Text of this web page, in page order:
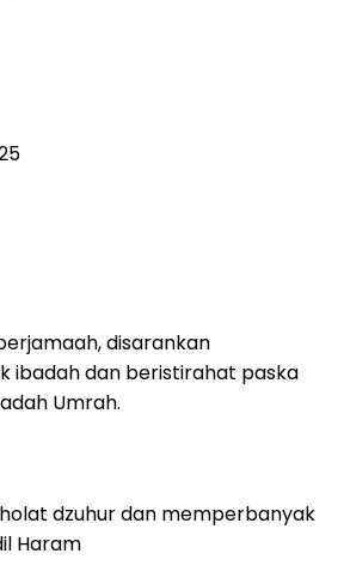
disarankan
ibadah dan beristirahat paska
Umrah.
dzuhur dan memperbanyak
Haram